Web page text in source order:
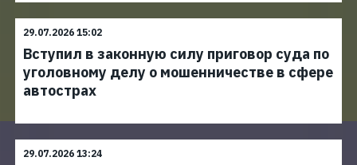
29.07.2026 15:02
Вступил в законную силу приговор суда по
уголовному делу о мошенничестве в сфере
автострах
29.07.2026 13:24